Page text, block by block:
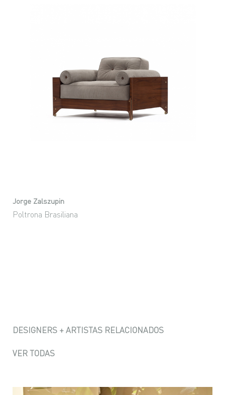
Jorge Zalszupin
Poltrona Brasiliana
DESIGNERS + ARTISTAS RELACIONADOS
VER TODAS